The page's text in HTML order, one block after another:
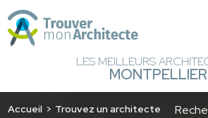
LES MEILLEURS
MONTPELLIER
Accueil Trouvez un architecte